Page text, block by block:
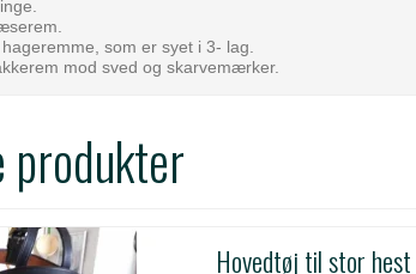
som er syet i 3- lag.
mod sved og skarvemærker.
produkter
Hovedtøj til stor hest